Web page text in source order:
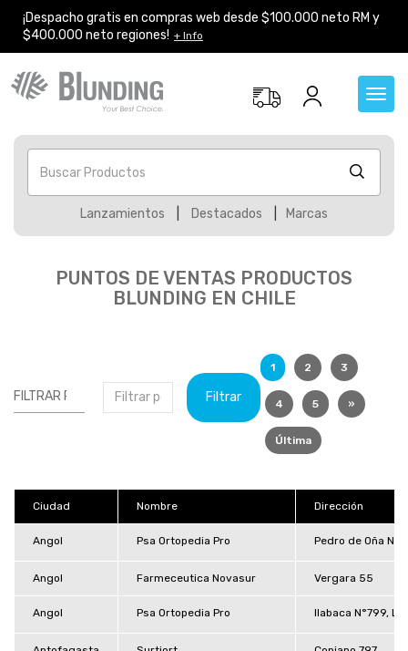
¡Despacho gratis en compras web desde $100.000 neto RM y
$400.000 neto regiones! + Info
Buscar Productos
Lanzamientos Destacados Marcas
PUNTOS DE VENTAS PRODUCTOS
BLUNDING EN CHILE
Filtrar
1 2 3
4 5 »
Última
Ciudad Nombre Dirección
Angol Psa Ortopedia Pro Pedro de Oña
Angol Farmeceutica Novasur Vergara 55
Angol Psa Ortopedia Pro Ilabaca N°799,